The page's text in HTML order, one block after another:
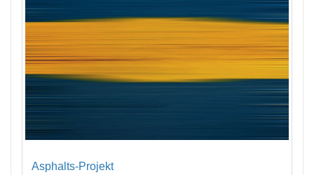
Asphalts-Projekt